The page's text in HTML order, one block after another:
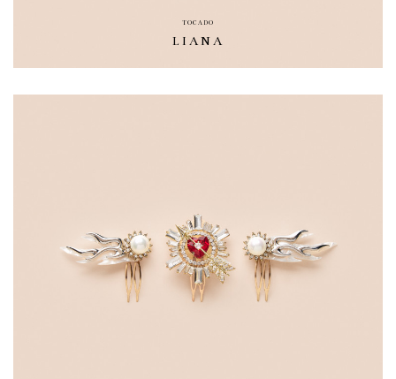
TOCADO
LIANA